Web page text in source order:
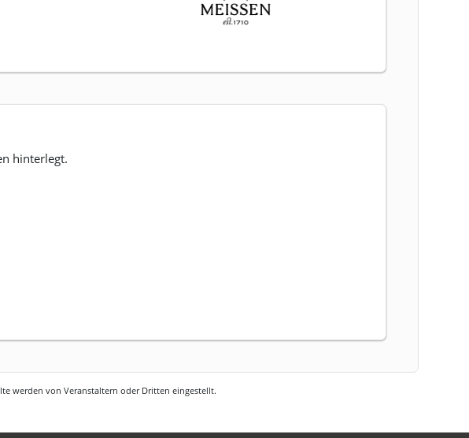
hinterlegt.
werden von Veranstaltern oder Dritten eingestellt.